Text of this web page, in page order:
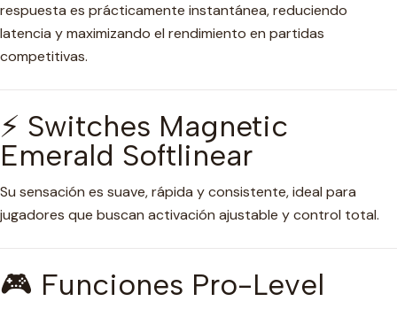
respuesta es prácticamente instantánea, reduciendo
latencia y maximizando el rendimiento en partidas
competitivas.
⚡ Switches Magnetic
Emerald Softlinear
Su sensación es suave, rápida y consistente, ideal para
jugadores que buscan activación ajustable y control total.
🎮 Funciones Pro-Level